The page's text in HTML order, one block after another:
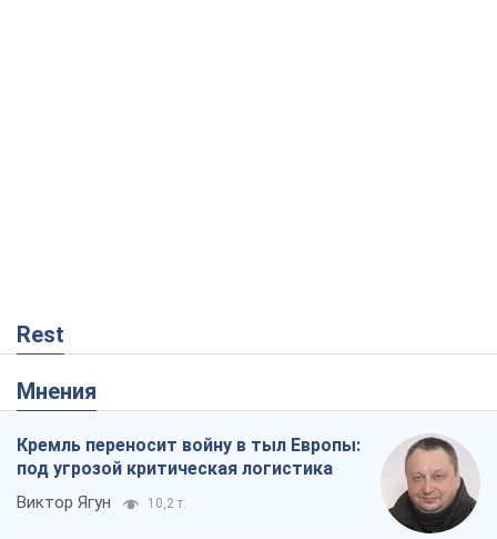
Rest
Мнения
Кремль переносит войну в тыл Европы:
под угрозой критическая логистика
Виктор Ягун 10,2 т.